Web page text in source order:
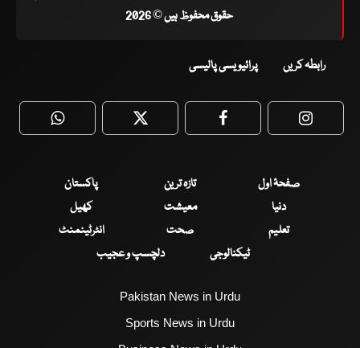
حقوق محفوظ ہیں © 2026
رابطہ کریں پرائیویسی پالیسی
WhatsApp Twitter Facebook
صفحۂ اول تازہ ترین
پاکستان
دنیا
معیشت
کھیل
تعلیم
صحت
انٹرٹینمنٹ
ٹیکنالوجی
دلچسپ و عجیب
Pakistan News in Urdu
Sports News in Urdu